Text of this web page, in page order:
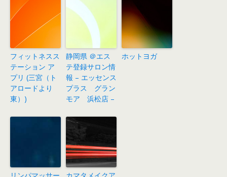
フィットネスス
テーション ア
プリ (三宮（ト
アロードより
東）)
静岡県 ＠エス
テ登録サロン情
報 – エッセンス
プラス グラン
モア 浜松店 –
ホットヨガ